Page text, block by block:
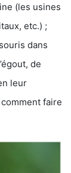
(les usines
etc.) ;
dans
de
leur
faire